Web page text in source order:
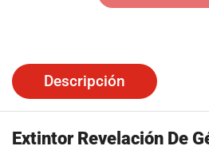
Descripción
Extintor Revelación De